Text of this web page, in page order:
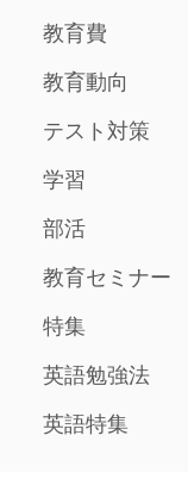
教育費
教育動向
テスト対策
学習
部活
教育セミナー
特集
英語勉強法
英語特集